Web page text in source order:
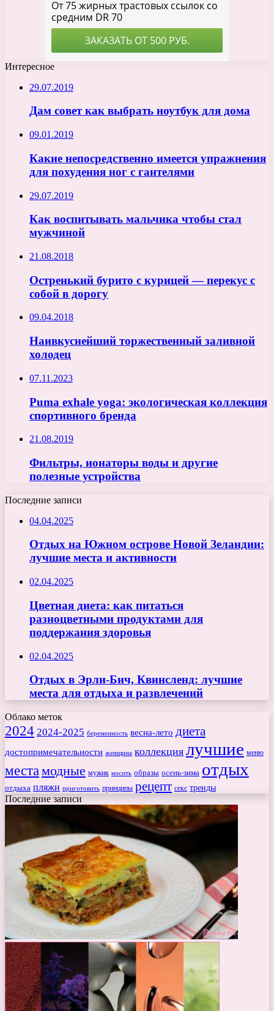
Интересное
29.07.2019
Дам совет как выбрать ноутбук для дома
09.01.2019
Какие непосредственно имеется упражнения
для похудения ног с гантелями
29.07.2019
Как воспитывать мальчика чтобы стал
мужчиной
21.08.2018
Остренький бурито с курицей — перекус с
собой в дорогу
09.04.2018
Наивкуснейший торжественный заливной
холодец
07.11.2023
Puma exhale yoga: экологическая коллекция
спортивного бренда
21.08.2019
Фильтры, ионаторы воды и другие
полезные устройства
Последние записи
04.04.2025
Отдых на Южном острове Новой Зеландии:
лучшие места и активности
02.04.2025
Цветная диета: как питаться
разноцветными продуктами для
поддержания здоровья
02.04.2025
Отдых в Эрли-Бич, Квинсленд: лучшие
места для отдыха и развлечений
Облако меток
2024 2024-2025 беременность весна-лето диета
достопримечательности женщина коллекция лучшие меню
места модные мужик носить образы осень-зима отдых
отдыха пляжи приготовить принципы рецепт секс тренды
Последние записи